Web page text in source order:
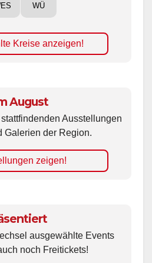
WÜ
Kreise anzeigen!
August
Ausstellungen
Galerien der Region.
zeigen!
ausgewählte Events
noch Freitickets!